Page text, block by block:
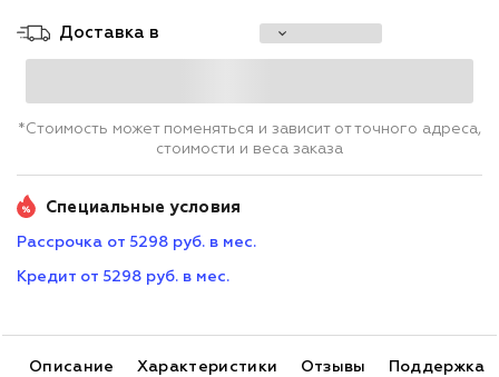
Доставка в
*Стоимость может поменяться и зависит от точного адреса,
стоимости и веса заказа
Специальные условия
Рассрочка от 5298 руб. в мес.
Кредит от 5298 руб. в мес.
Описание Характеристики Отзывы Поддержка